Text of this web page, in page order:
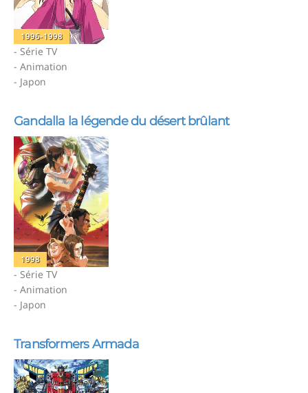
1996-1998
- Série TV
- Animation
- Japon
Gandalla la légende du désert brûlant
1998
- Série TV
- Animation
- Japon
Transformers Armada